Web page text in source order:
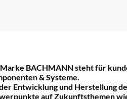
BACHMANN steht für
& Systeme.
Entwicklung und Herstellung
auf Zukunftsthemen